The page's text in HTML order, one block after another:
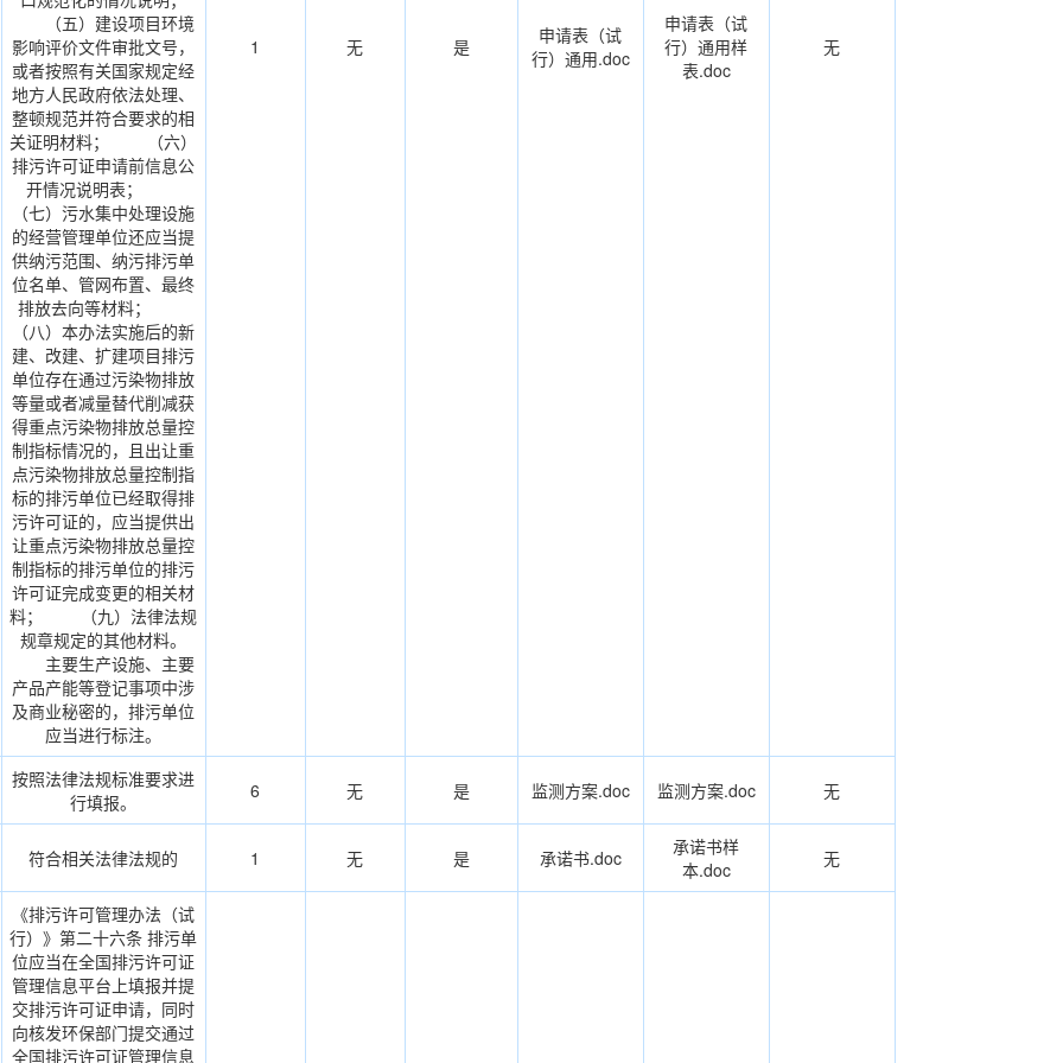
（五）建设项目环境
影响评价文件审批文号，
或者按照有关国家规定经
地方人民政府依法处理、
整顿规范并符合要求的相
关证明材料； （六）
排污许可证申请前信息公
开情况说明表；
（七）污水集中处理设施
的经营管理单位还应当提
供纳污范围、纳污排污单
位名单、管网布置、最终
排放去向等材料；
（八）本办法实施后的新
建、改建、扩建项目排污
单位存在通过污染物排放
等量或者减量替代削减获
得重点污染物排放总量控
制指标情况的，且出让重
点污染物排放总量控制指
标的排污单位已经取得排
污许可证的，应当提供出
让重点污染物排放总量控
制指标的排污单位的排污
许可证完成变更的相关材
料； （九）法律法规
规章规定的其他材料。
主要生产设施、主要
产品产能等登记事项中涉
及商业秘密的，排污单位
应当进行标注。
1 无 是
申请表（试
行）通用.doc
申请表（试
行）通用样
表.doc
无
按照法律法规标准要求进
行填报。
6 无 是 监测方案.doc 监测方案.doc 无
符合相关法律法规的 1 无 是 承诺书.doc
承诺书样
本.doc
无
《排污许可管理办法（试
行）》第二十六条 排污单
位应当在全国排污许可证
管理信息平台上填报并提
交排污许可证申请，同时
向核发环保部门提交通过
全国排污许可证管理信息